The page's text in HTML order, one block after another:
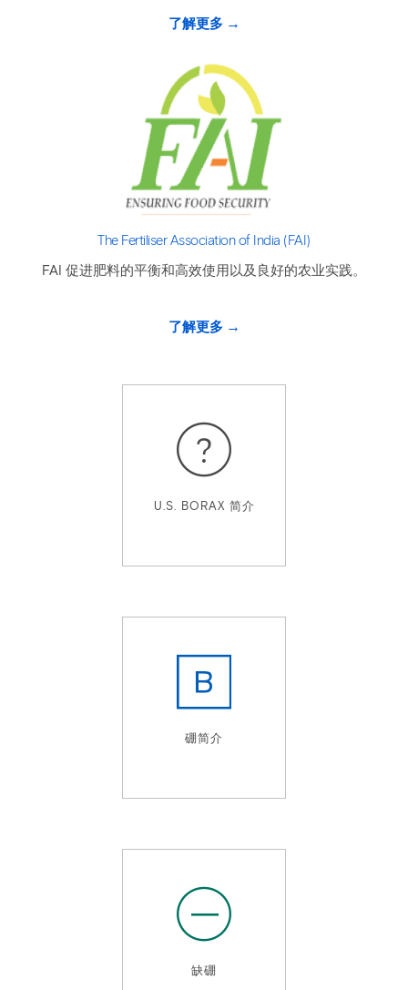
了解更多
The Fertiliser Association of India (FAI)
FAI 促进肥料的平衡和高效使用以及良好的农业实践。
了解更多
U.S. BORAX 简介
硼简介
缺硼